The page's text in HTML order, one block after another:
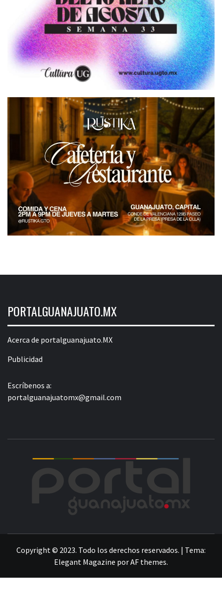
PORTALGUANAJUATO.MX
Acerca de portalguanajuato.MX
Publicidad
Escríbenos a:
portalguanajuatomx@gmail.com
Copyright © 2023. Todo los derechos reservados. | Tema:
Elegant Magazine porAF themes.